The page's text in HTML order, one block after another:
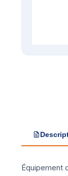
Équipement